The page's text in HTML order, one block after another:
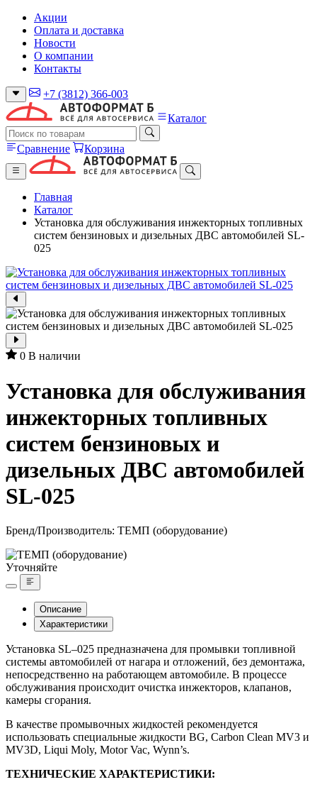
Акции
Оплата и доставка
Новости
О компании
Контакты
+7 (3812) 366-003
Каталог
Сравнение Корзина
Главная
Каталог
Установка для обслуживания инжекторных топливных
систем бензиновых и дизельных ДВС автомобилей SL-
025
0 В наличии
Установка для обслуживания
инжекторных топливных
систем бензиновых и
дизельных ДВС автомобилей
SL-025
Бренд/Производитель: ТЕМП (оборудование)
Уточняйте
Описание
Характеристики
Установка SL–025 предназначена для промывки топливной
системы автомобилей от нагара и отложений, без демонтажа,
непосредственно на работающем автомобиле. В процессе
обслуживания происходит очистка инжекторов, клапанов,
камеры сгорания.
В качестве промывочных жидкостей рекомендуется
использовать специальные жидкости BG, Carbon Clean MV3 и
MV3D, Liqui Moly, Motor Vac, Wynn’s.
ТЕХНИЧЕСКИЕ ХАРАКТЕРИСТИКИ: